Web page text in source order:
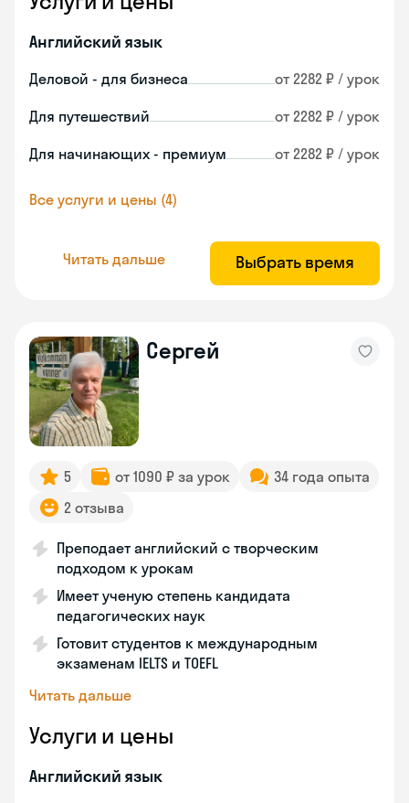
Английский язык
Деловой - для бизнеса от 2282 ₽ / урок
Для путешествий от 2282 ₽ / урок
Для начинающих - премиум от 2282 ₽ / урок
Все услуги и цены (4)
Читать дальше Выбрать время
Сергей
5 от 1090 ₽ за урок
34 года опыта
2 отзыва
Преподает английский с творческим
подходом к урокам
Имеет ученую степень кандидата
педагогических наук
Готовит студентов к международным
экзаменам IELTS и TOEFL
Читать дальше
Услуги и цены
Английский язык